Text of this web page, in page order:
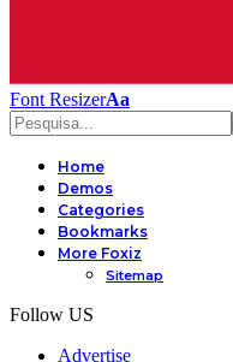
Font ResizerAa
Home
Demos
Categories
Bookmarks
More Foxiz
Sitemap
Follow US
Advertise